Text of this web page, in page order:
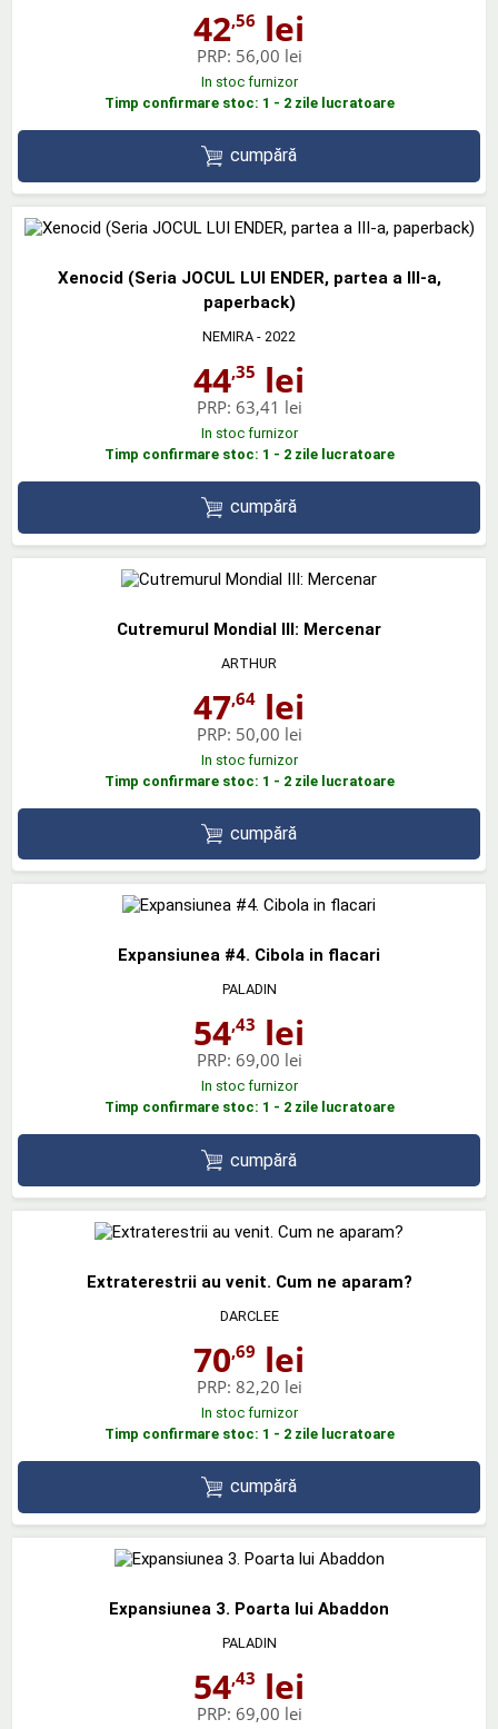
42,56 lei
PRP: 56,00 lei
In stoc furnizor
Timp confirmare stoc: 1 - 2 zile lucratoare
cumpără
Xenocid (Seria JOCUL LUI ENDER, partea a III-a,
paperback)
NEMIRA - 2022
44,35 lei
PRP: 63,41 lei
In stoc furnizor
Timp confirmare stoc: 1 - 2 zile lucratoare
cumpără
Cutremurul Mondial III: Mercenar
ARTHUR
47,64 lei
PRP: 50,00 lei
In stoc furnizor
Timp confirmare stoc: 1 - 2 zile lucratoare
cumpără
Expansiunea #4. Cibola in flacari
PALADIN
54,43 lei
PRP: 69,00 lei
In stoc furnizor
Timp confirmare stoc: 1 - 2 zile lucratoare
cumpără
Extraterestrii au venit. Cum ne aparam?
DARCLEE
70,69 lei
PRP: 82,20 lei
In stoc furnizor
Timp confirmare stoc: 1 - 2 zile lucratoare
cumpără
Expansiunea 3. Poarta lui Abaddon
PALADIN
54,43 lei
PRP: 69,00 lei